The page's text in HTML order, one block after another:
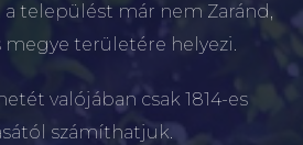
települést már nem Zaránd,
megye területére helyezi.
valójában csak 1814-es
számíthatjuk.